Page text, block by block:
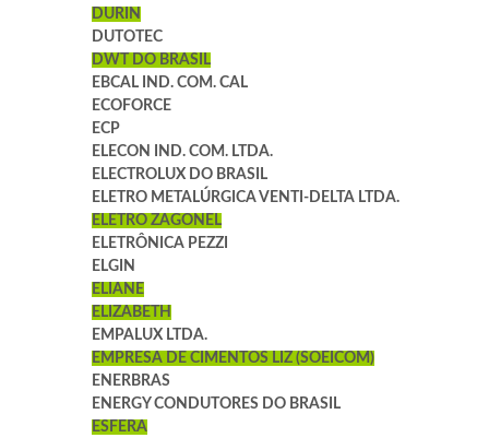
DURIN
DUTOTEC
DWT DO BRASIL
EBCAL IND. COM. CAL
ECOFORCE
ECP
ELECON IND. COM. LTDA.
ELECTROLUX DO BRASIL
ELETRO METALÚRGICA VENTI-DELTA LTDA.
ELETRO ZAGONEL
ELETRÔNICA PEZZI
ELGIN
ELIANE
ELIZABETH
EMPALUX LTDA.
EMPRESA DE CIMENTOS LIZ (SOEICOM)
ENERBRAS
ENERGY CONDUTORES DO BRASIL
ESFERA